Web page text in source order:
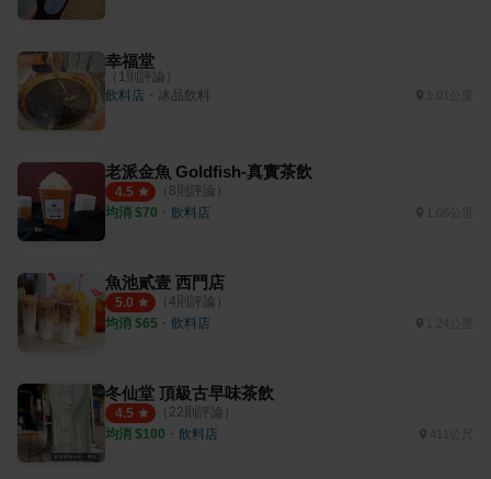
幸福堂
（ 1 則評論）
飲料店 ・ 冰品飲料
老派金魚 Goldfish-真實茶飲
4.5 （ 8則評論）
均消 $70 ・ 飲料店
魚池貳壹 西門店
5.0 （ 4則評論）
均消 $65 ・ 飲料店 1.24公里
冬仙堂 頂級古早味茶飲
4.5 （ 22則評論）
均消 $100 ・ 飲料店 411公尺